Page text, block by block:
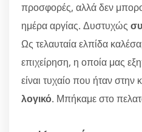
προσφορές, αλλά δεν
ημέρα αργίας. Δυστυχώς
Ως τελαυταία ελπίδα
επιχείρηση, η οποία μας
είναι τυχαίο που ήταν στην
λογικό. Μπήκαμε στο